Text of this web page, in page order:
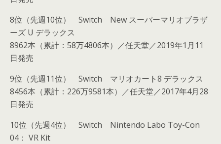
8位（先週10位） Switch New スーパーマリオブラザ
ーズ U デラックス
8962本（累計：58万4806本）／任天堂／2019年1月11
日発売
9位（先週11位） Switch マリオカート8 デラックス
8456本（累計：226万9581本）／任天堂／2017年4月28
日発売
10位（先週4位） Switch Nintendo Labo Toy-Con
04： VR Kit